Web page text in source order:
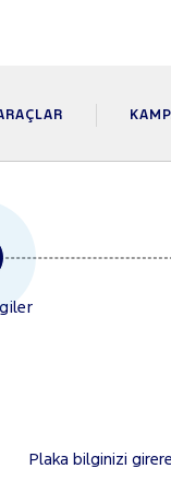
Plaka bilginizi